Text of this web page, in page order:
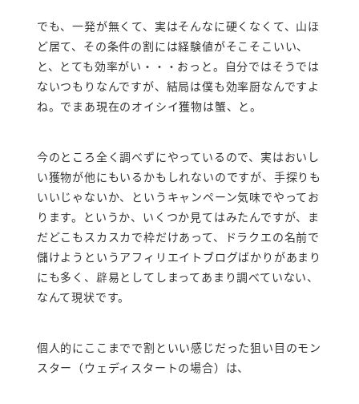
でも、一発が無くて、実はそんなに硬くなくて、山ほ
ど居て、その条件の割には経験値がそこそこいい、
と、とても効率がい・・・おっと。自分ではそうでは
ないつもりなんですが、結局は僕も効率厨なんですよ
ね。でまあ現在のオイシイ獲物は蟹、と。
今のところ全く調べずにやっているので、実はおいし
い獲物が他にもいるかもしれないのですが、手探りも
いいじゃないか、というキャンペーン気味でやってお
ります。というか、いくつか見てはみたんですが、ま
だどこもスカスカで枠だけあって、ドラクエの名前で
儲けようというアフィリエイトブログばかりがあまり
にも多く、辟易としてしまってあまり調べていない、
なんて現状です。
個人的にここまでで割といい感じだった狙い目のモン
スター（ウェディスタートの場合）は、